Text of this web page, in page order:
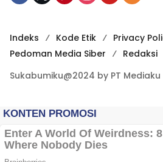
Indeks Kode Etik Privacy
Pedoman Media Siber
Redaksi
Sukabumiku@2024 by PT